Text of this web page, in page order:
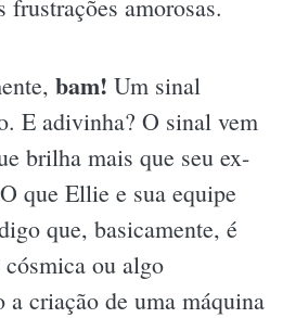
frustrações amorosas.
bam! Um sinal
E adivinha? O sinal vem
brilha mais que seu ex-
que Ellie e sua equipe
que, basicamente, é
ou algo
a criação de uma máquina